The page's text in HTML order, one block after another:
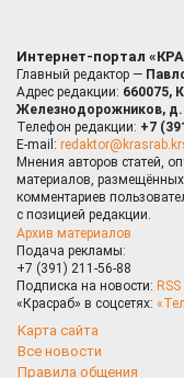
Интернет-портал
Главный редактор —
Адрес редакции: 660075,
Железнодорожников, д.
Телефон редакции: +7
E-mail:
Мнения авторов статей,
материалов,
комментариев
с позицией редакции.
Архив материалов
Подача рекламы:
+7 (391) 211-56-88
Подписка на новости: RSS
«Красраб» в соцсетях:
Карта сайта
Все новости
Правила общения